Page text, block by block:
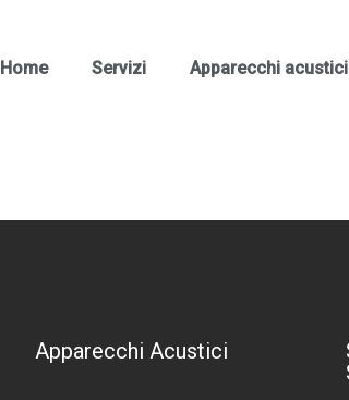
Home Servizi Apparecchi acustici
Apparecchi Acustici